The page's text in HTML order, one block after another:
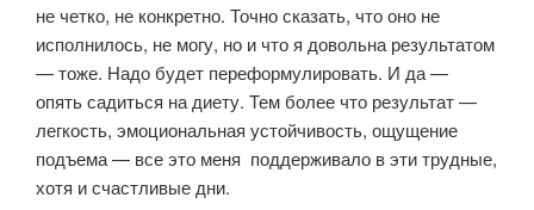
не четко, не конкретно. Точно сказать, что оно не
исполнилось, не могу, но и что я довольна результатом
— тоже. Надо будет переформулировать. И да —
опять садиться на диету. Тем более что результат —
легкость, эмоциональная устойчивость, ощущение
подъема — все это меня поддерживало в эти трудные,
хотя и счастливые дни.